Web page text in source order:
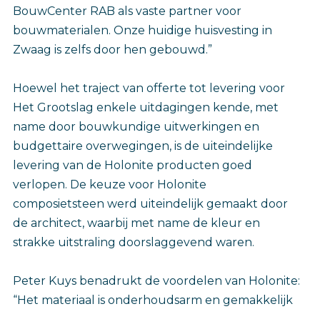
BouwCenter RAB als vaste partner voor
bouwmaterialen. Onze huidige huisvesting in
Zwaag is zelfs door hen gebouwd.”
Hoewel het traject van offerte tot levering voor
Het Grootslag enkele uitdagingen kende, met
name door bouwkundige uitwerkingen en
budgettaire overwegingen, is de uiteindelijke
levering van de Holonite producten goed
verlopen. De keuze voor Holonite
composietsteen werd uiteindelijk gemaakt door
de architect, waarbij met name de kleur en
strakke uitstraling doorslaggevend waren.
Peter Kuys benadrukt de voordelen van Holonite:
“Het materiaal is onderhoudsarm en gemakkelijk